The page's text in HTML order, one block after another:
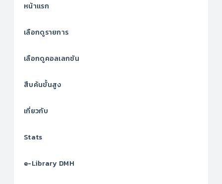
หน้าแรก
เลือกดูรายการ
เลือกดูคอลเลกชัน
สืบค้นขั้นสูง
เกี่ยวกับ
Stats
e-Library DMH